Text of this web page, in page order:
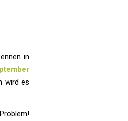
in
wird es